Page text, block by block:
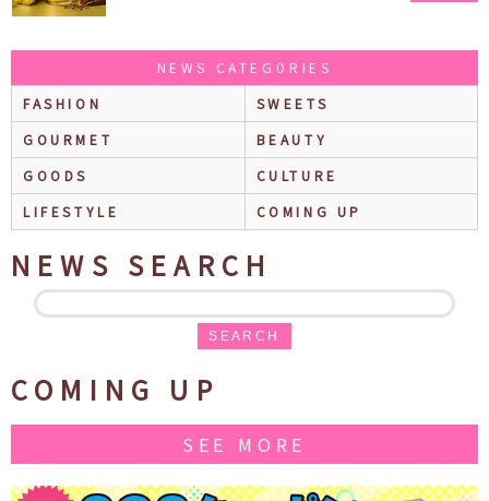
NEWS CATEGORIES
FASHION
SWEETS
GOURMET
BEAUTY
GOODS
CULTURE
LIFESTYLE
COMING UP
NEWS SEARCH
SEARCH
COMING UP
SEE MORE